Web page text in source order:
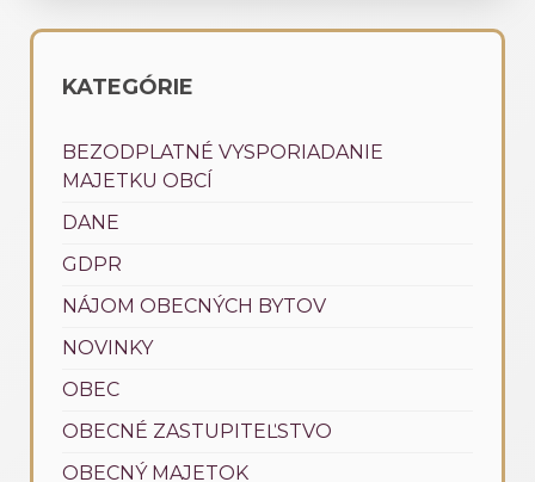
KATEGÓRIE
BEZODPLATNÉ VYSPORIADANIE
MAJETKU OBCÍ
DANE
GDPR
NÁJOM OBECNÝCH BYTOV
NOVINKY
OBEC
OBECNÉ ZASTUPITEĽSTVO
OBECNÝ MAJETOK